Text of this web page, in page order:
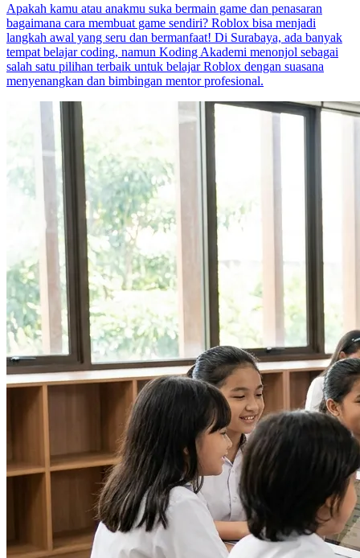
Apakah kamu atau anakmu suka bermain game dan penasaran
bagaimana cara membuat game sendiri? Roblox bisa menjadi
langkah awal yang seru dan bermanfaat! Di Surabaya, ada banyak
tempat belajar coding, namun Koding Akademi menonjol sebagai
salah satu pilihan terbaik untuk belajar Roblox dengan suasana
menyenangkan dan bimbingan mentor profesional.